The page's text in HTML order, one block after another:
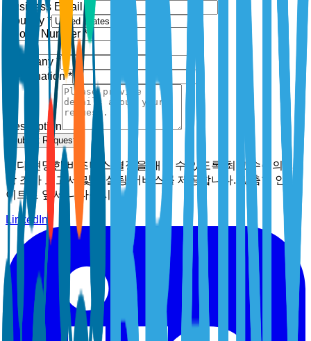
Business Email *
Country *
Phone Number *
Company *
Designation *
Description
Submit Request
보다 현명한 비즈니스 결정을 내릴 수 있도록 최고 수준의 시
장 조사 보고서 및 컨설팅 서비스를 제공합니다. 맞춤형 인사
이트로 앞서 나타십시오.
LinkedIn